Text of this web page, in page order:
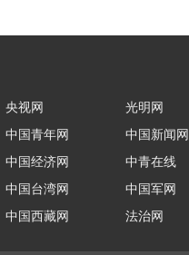
央视网
中国青年网
中国经济网
中国台湾网
中国西藏网
光明网
中国新闻网
中青在线
中国军网
法治网